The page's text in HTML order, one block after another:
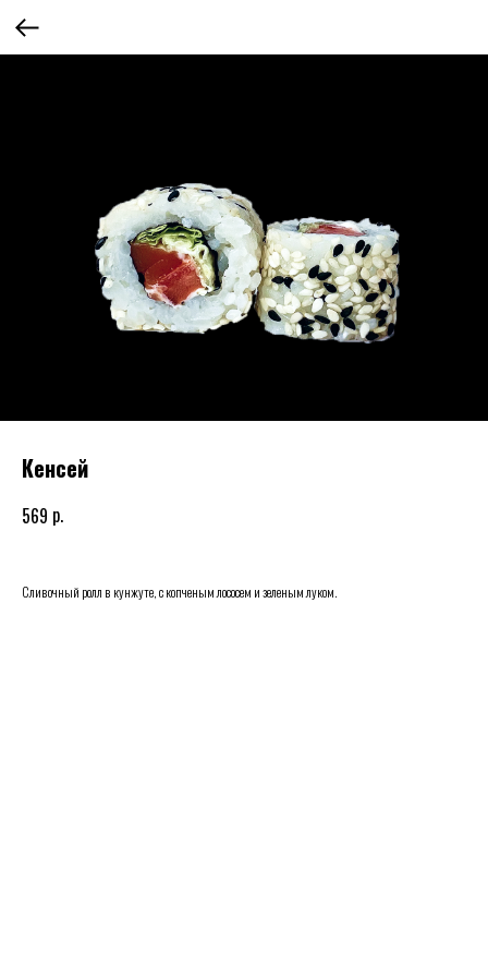
Кенсей
569 р.
Сливочный ролл в кунжуте, с копченым лососем и зеленым луком.